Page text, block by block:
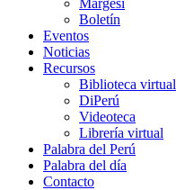
Margesí
Boletín
Eventos
Noticias
Recursos
Biblioteca virtual
DiPerú
Videoteca
Librería virtual
Palabra del Perú
Palabra del día
Contacto